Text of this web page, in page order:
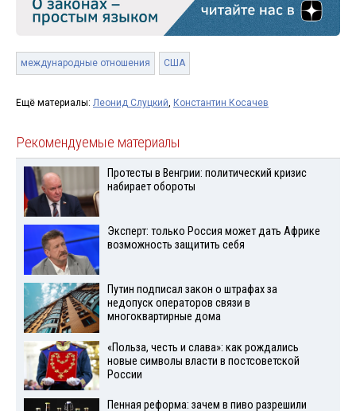
международные отношения США
Ещё материалы: Леонид Слуцкий, Константин Косачев
Рекомендуемые материалы
Протесты в Венгрии: политический кризис
набирает обороты
Эксперт: только Россия может дать Африке
возможность защитить себя
Путин подписал закон о штрафах за
недопуск операторов связи в
многоквартирные дома
«Польза, честь и слава»: как рождались
новые символы власти в постсоветской
России
Пенная реформа: зачем в пиво разрешили